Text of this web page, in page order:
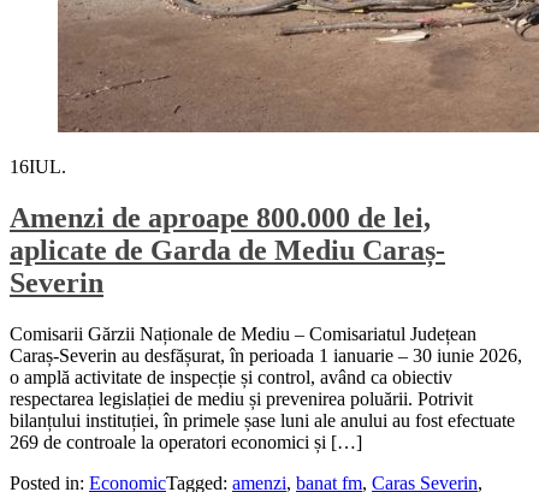
16IUL.
Amenzi de aproape 800.000 de lei,
aplicate de Garda de Mediu Caraș-
Severin
Comisarii Gărzii Naționale de Mediu – Comisariatul Județean
Caraș-Severin au desfășurat, în perioada 1 ianuarie – 30 iunie 2026,
o amplă activitate de inspecție și control, având ca obiectiv
respectarea legislației de mediu și prevenirea poluării. Potrivit
bilanțului instituției, în primele șase luni ale anului au fost efectuate
269 de controale la operatori economici și […]
Posted in: EconomicTagged: amenzi, banat fm, Caras Severin,